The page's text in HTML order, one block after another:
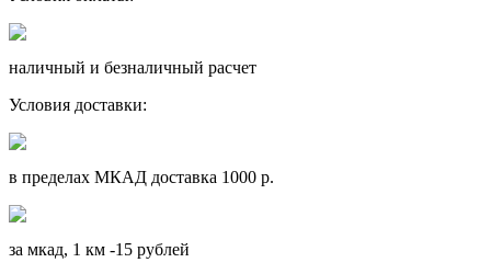
наличный и безналичный расчет
Условия доставки:
в пределах МКАД доставка 1000 р.
за мкад, 1 км -15 рублей